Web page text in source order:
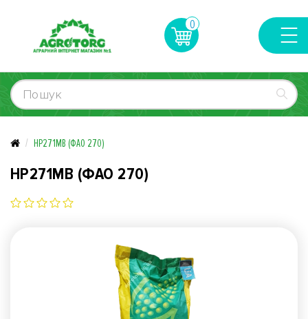
0
НР271МВ (ФАО 270)
НР271МВ (ФАО 270)